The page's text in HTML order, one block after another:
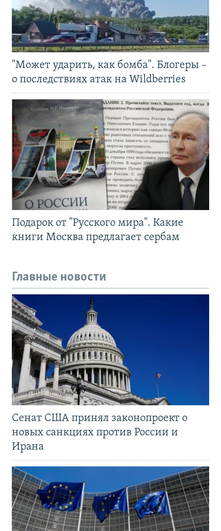
"Может ударить, как бомба". Блогеры –
о последствиях атак на Wildberries
Подарок от "Русского мира". Какие
книги Москва предлагает сербам
Главные новости
Сенат США принял законопроект о
новых санкциях против России и
Ирана